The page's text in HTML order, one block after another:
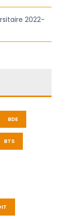
2022-
BDE
BTS